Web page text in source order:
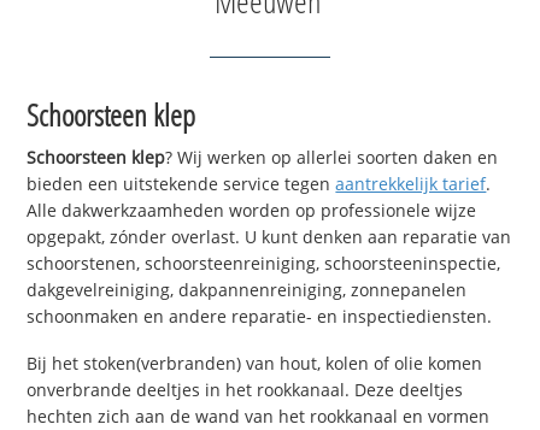
Schoorsteen klep
Schoorsteen klep? Wij werken op allerlei soorten daken en
bieden een uitstekende service tegenaantrekkelijk tarief.
Alle dakwerkzaamheden worden op professionele wijze
opgepakt, zónder overlast. U kunt denken aan reparatie van
schoorstenen, schoorsteenreiniging, schoorsteeninspectie,
dakgevelreiniging, dakpannenreiniging, zonnepanelen
schoonmaken en andere reparatie- en inspectiediensten.
Bij het stoken(verbranden) van hout, kolen of olie komen
onverbrande deeltjes in het rookkanaal. Deze deeltjes
hechten zich aan de wand van het rookkanaal en vormen